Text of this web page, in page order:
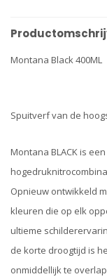
Montana Black 400ML
Spuitverf van de
Montana BLACK is
Opnieuw ontwikkeld
kleuren die op elk
ultieme
de korte droogtijd is
onmiddellijk te